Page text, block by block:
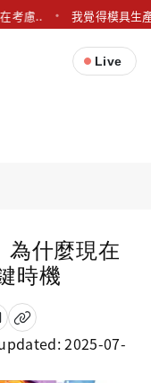
考慮.. 我覺得模具生
Live
為什麼現在
時機
2025-07-